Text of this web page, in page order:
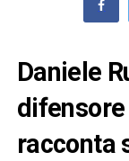
Daniele
racconta